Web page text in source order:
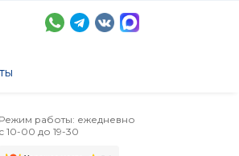
Режим работы: ежедневно
с 10-00 до 19-30